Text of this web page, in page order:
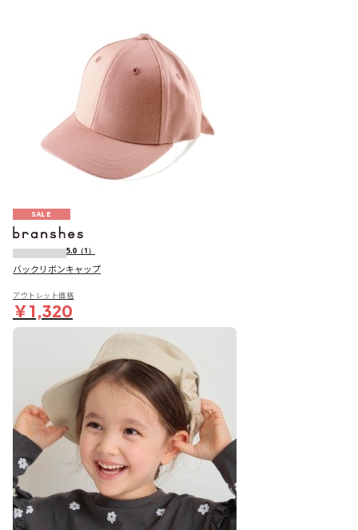
SALE
5.0 （1）
バックリボンキャップ
アウトレット価格
￥1,320